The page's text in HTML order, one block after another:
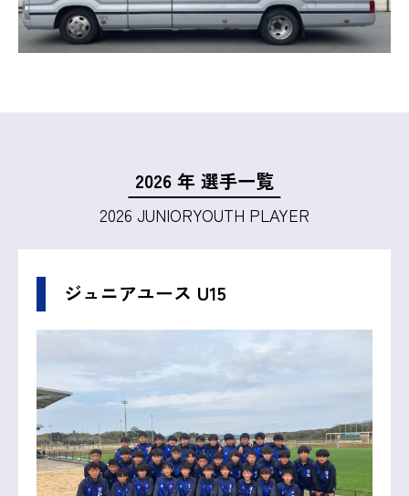
2026 年 選手一覧
2026 JUNIORYOUTH PLAYER
ジュニアユース U15